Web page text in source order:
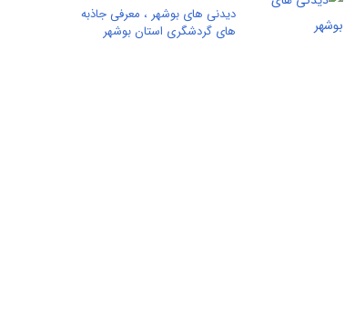
دیدنی های بوشهر ، معرفی جاذبه
های گردشگری استان بوشهر